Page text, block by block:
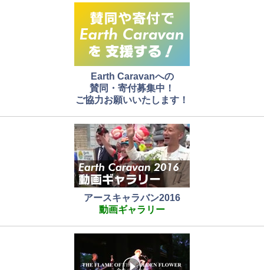
Earth Caravanへの
賛同・寄付募集中！
ご協力お願いいたします！
アースキャラバン2016
動画ギャラリー